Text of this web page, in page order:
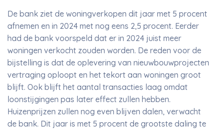
De bank ziet de woningverkopen dit jaar met 5 procent
afnemen en in 2024 met nog eens 2,5 procent. Eerder
had de bank voorspeld dat er in 2024 juist meer
woningen verkocht zouden worden. De reden voor de
bijstelling is dat de oplevering van nieuwbouwprojecten
vertraging oploopt en het tekort aan woningen groot
blijft. Ook blijft het aantal transacties laag omdat
loonstijgingen pas later effect zullen hebben.
Huizenprijzen zullen nog even blijven dalen, verwacht
de bank. Dit jaar is met 5 procent de grootste daling te